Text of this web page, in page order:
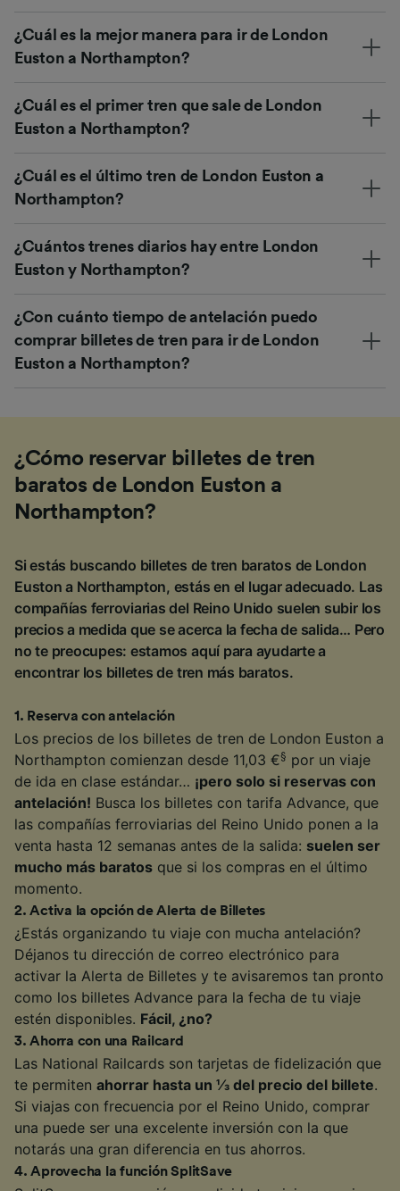
¿Cuál es la mejor manera para ir de London
Euston a Northampton?
¿Cuál es el primer tren que sale de London
Euston a Northampton?
¿Cuál es el último tren de London Euston a
Northampton?
¿Cuántos trenes diarios hay entre London
Euston y Northampton?
¿Con cuánto tiempo de antelación puedo
comprar billetes de tren para ir de London
Euston a Northampton?
¿Cómo reservar billetes de tren
baratos de London Euston a
Northampton?
Si estás buscando billetes de tren baratos de London
Euston a Northampton, estás en el lugar adecuado. Las
compañías ferroviarias del Reino Unido suelen subir los
precios a medida que se acerca la fecha de salida… Pero
no te preocupes: estamos aquí para ayudarte a
encontrar los billetes de tren más baratos.
1 . Reserva con antelación
Los precios de los billetes de tren de London Euston a
Northampton comienzan desde 11,03 €§ por un viaje
de ida en clase estándar… ¡pero solo si reservas con
antelación! Busca los billetes con tarifa Advance, que
las compañías ferroviarias del Reino Unido ponen a la
venta hasta 12 semanas antes de la salida: suelen ser
mucho más baratos que si los compras en el último
momento.
2.Activa la opción de Alerta de Billetes
¿Estás organizando tu viaje con mucha antelación?
Déjanos tu dirección de correo electrónico para
activar la Alerta de Billetes y te avisaremos tan pronto
como los billetes Advance para la fecha de tu viaje
estén disponibles. Fácil, ¿no?
3.Ahorra con una Railcard
Las National Railcards son tarjetas de fidelización que
te permiten ahorrar hasta un ⅓ del precio del billete.
Si viajas con frecuencia por el Reino Unido, comprar
una puede ser una excelente inversión con la que
notarás una gran diferencia en tus ahorros.
4.Aprovecha la función SplitSave